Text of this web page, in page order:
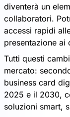
diventerà un
collaboratori.
accessi rapidi
presentazione ai
Tutti questi
mercato:
business card
2025 e il 2030,
soluzioni smart,